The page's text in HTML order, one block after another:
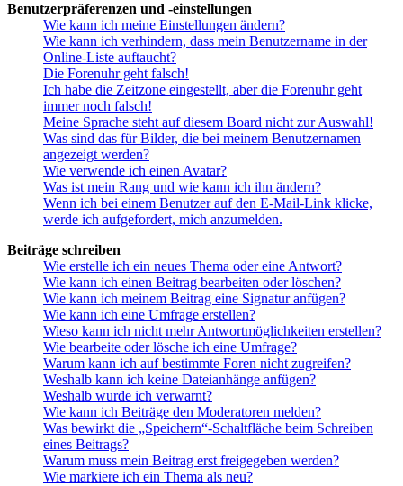
Benutzerpräferenzen und -einstellungen
Wie kann ich meine Einstellungen ändern?
Wie kann ich verhindern, dass mein Benutzername in der
Online-Liste auftaucht?
Die Forenuhr geht falsch!
Ich habe die Zeitzone eingestellt, aber die Forenuhr geht
immer noch falsch!
Meine Sprache steht auf diesem Board nicht zur Auswahl!
Was sind das für Bilder, die bei meinem Benutzernamen
angezeigt werden?
Wie verwende ich einen Avatar?
Was ist mein Rang und wie kann ich ihn ändern?
Wenn ich bei einem Benutzer auf den E-Mail-Link klicke,
werde ich aufgefordert, mich anzumelden.
Beiträge schreiben
Wie erstelle ich ein neues Thema oder eine Antwort?
Wie kann ich einen Beitrag bearbeiten oder löschen?
Wie kann ich meinem Beitrag eine Signatur anfügen?
Wie kann ich eine Umfrage erstellen?
Wieso kann ich nicht mehr Antwortmöglichkeiten erstellen?
Wie bearbeite oder lösche ich eine Umfrage?
Warum kann ich auf bestimmte Foren nicht zugreifen?
Weshalb kann ich keine Dateianhänge anfügen?
Weshalb wurde ich verwarnt?
Wie kann ich Beiträge den Moderatoren melden?
Was bewirkt die „Speichern“-Schaltfläche beim Schreiben
eines Beitrags?
Warum muss mein Beitrag erst freigegeben werden?
Wie markiere ich ein Thema als neu?